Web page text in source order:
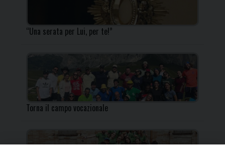
“Una serata per Lui, per te!”
Torna il campo vocazionale